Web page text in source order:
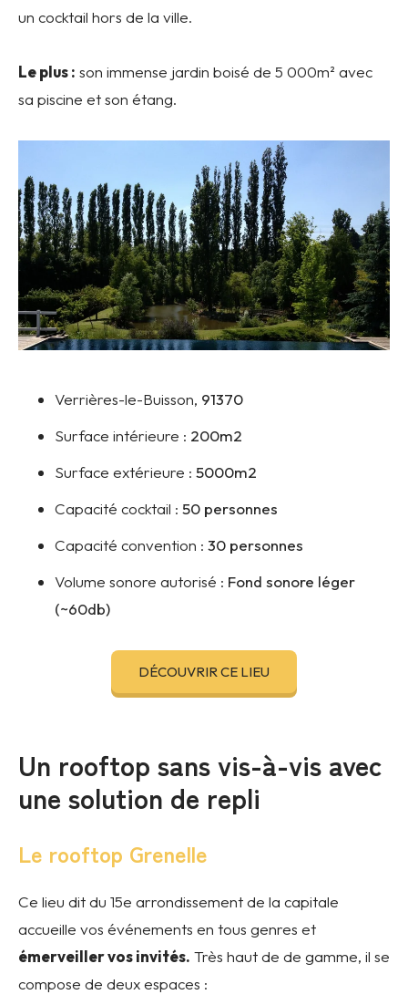
un cocktail hors de la ville.
Le plus : son immense jardin boisé de 5 000m² avec
sa piscine et son étang.
Verrières-le-Buisson, 91370
Surface intérieure : 200m2
Surface extérieure : 5000m2
Capacité cocktail : 50 personnes
Capacité convention : 30 personnes
Volume sonore autorisé : Fond sonore léger
(~60db)
DÉCOUVRIR CE LIEU
Un rooftop sans vis-à-vis avec
une solution de repli
Le rooftop Grenelle
Ce lieu dit du 15e arrondissement de la capitale
accueille vos événements en tous genres et
émerveiller vos invités. Très haut de de gamme, il se
compose de deux espaces :